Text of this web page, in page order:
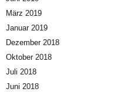
März 2019
Januar 2019
Dezember 2018
Oktober 2018
Juli 2018
Juni 2018